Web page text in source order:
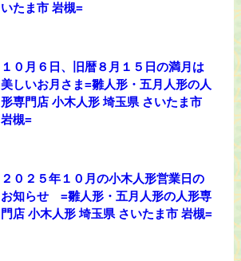
いたま市 岩槻=
１０月６日、旧暦８月１５日の満月は
美しいお月さま=雛人形・五月人形の人
形専門店 小木人形 埼玉県 さいたま市
岩槻=
２０２５年１０月の小木人形営業日の
お知らせ =雛人形・五月人形の人形専
門店 小木人形 埼玉県 さいたま市 岩槻=